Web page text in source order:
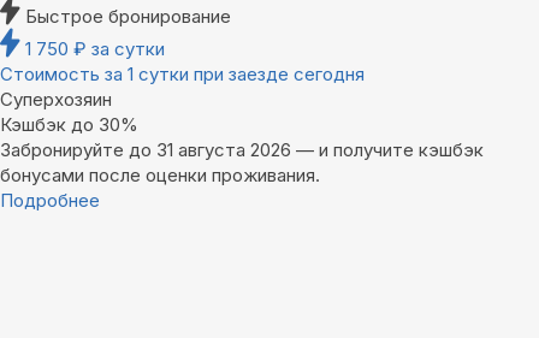
Быстрое бронирование
1 750 ₽ за сутки
Стоимость за 1 сутки при заезде сегодня
Суперхозяин
Кэшбэк до 30%
Забронируйте до 31 августа 2026 — и получите кэшбэк
бонусами после оценки проживания.
Подробнее